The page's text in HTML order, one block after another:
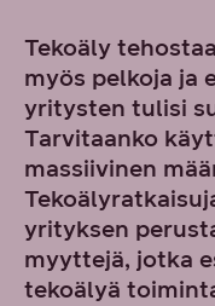
Tekoäly
myös pelkoja ja
yritysten tulisi
Tarvitaanko
massiivinen
yrityksen
myyttejä, jotka
tekoälyä